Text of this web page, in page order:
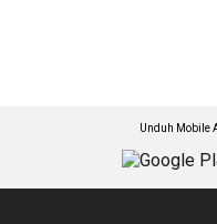
Unduh Mobile